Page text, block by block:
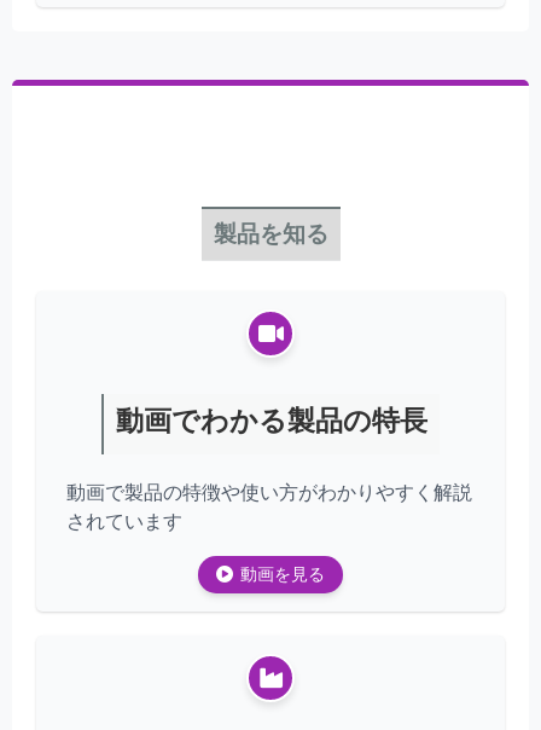
製品を知る
動画でわかる製品の特長
動画で製品の特徴や使い方がわかりやすく解説
されています
動画を見る